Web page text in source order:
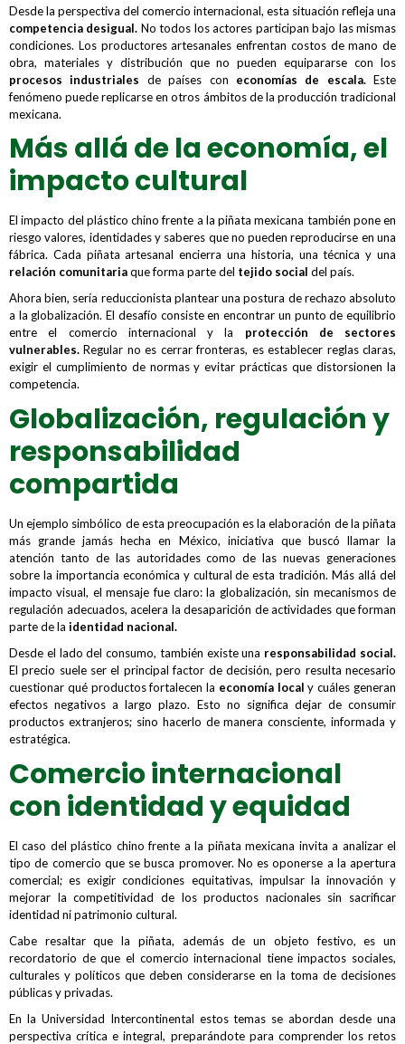
Desde la perspectiva del comercio internacional, esta situación refleja una
competencia desigual. No todos los actores participan bajo las mismas
condiciones. Los productores artesanales enfrentan costos de mano de
obra, materiales y distribución que no pueden equipararse con los
procesos industriales de países con economías de escala.Este
fenómeno puede replicarse en otros ámbitos de la producción tradicional
mexicana.
Más allá de la economía, el
impacto cultural
El impacto del plástico chino frente a la piñata mexicana también pone en
riesgo valores, identidades y saberes que no pueden reproducirse en una
fábrica. Cada piñata artesanal encierra una historia, una técnica y una
relación comunitariaque forma parte del tejido social del país.
Ahora bien, sería reduccionista plantear una postura de rechazo absoluto
a la globalización. El desafío consiste en encontrar un punto de equilibrio
entre el comercio internacional y la protección de sectores
vulnerables. Regular no es cerrar fronteras, es establecer reglas claras,
exigir el cumplimiento de normas y evitar prácticas que distorsionen la
competencia.
Globalización, regulación y
responsabilidad
compartida
Un ejemplo simbólico de esta preocupación es la elaboración de la piñata
más grande jamás hecha en México, iniciativa que buscó llamar la
atención tanto de las autoridades como de las nuevas generaciones
sobre la importancia económica y cultural de esta tradición. Más allá del
impacto visual, el mensaje fue claro: la globalización, sin mecanismos de
regulación adecuados, acelera la desaparición de actividades que forman
parte de la identidad nacional.
Desde el lado del consumo, también existe una responsabilidad social.
El precio suele ser el principal factor de decisión, pero resulta necesario
cuestionar qué productos fortalecen la economía local y cuáles generan
efectos negativos a largo plazo. Esto no significa dejar de consumir
productos extranjeros; sino hacerlo de manera consciente, informada y
estratégica.
Comercio internacional
con identidad y equidad
El caso del plástico chino frente a la piñata mexicana invita a analizar el
tipo de comercio que se busca promover. No es oponerse a la apertura
comercial; es exigir condiciones equitativas, impulsar la innovación y
mejorar la competitividad de los productos nacionales sin sacrificar
identidad ni patrimonio cultural.
Cabe resaltar que la piñata, además de un objeto festivo, es un
recordatorio de que el comercio internacional tiene impactos sociales,
culturales y políticos que deben considerarse en la toma de decisiones
públicas y privadas.
En la Universidad Intercontinental estos temas se abordan desde una
perspectiva crítica e integral, preparándote para comprender los retos